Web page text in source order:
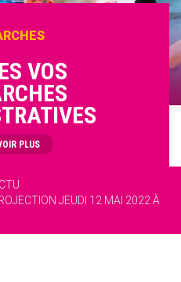
VOS
PLUS
JEUDI 12 MAI 2022 À